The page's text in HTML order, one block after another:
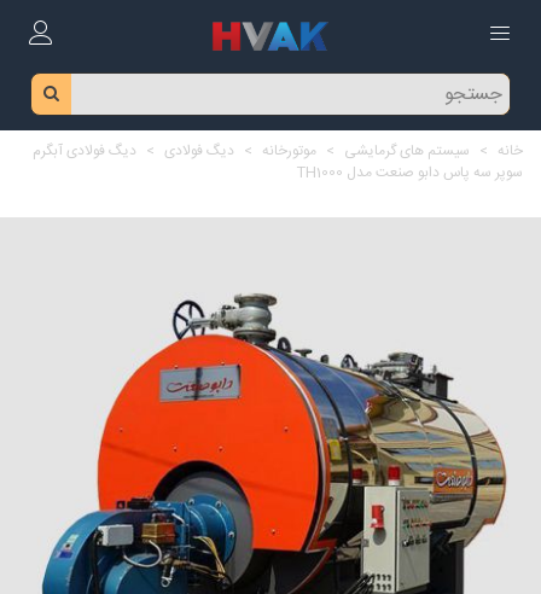
خانه > سیستم های گرمایشی > موتورخانه > دیگ فولادی > دیگ فولادی آبگرم
سوپر سه پاس دابو صنعت مدل TH1000